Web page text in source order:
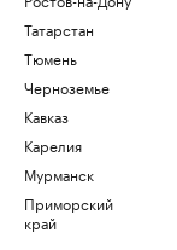
Татарстан
Тюмень
Черноземье
Кавказ
Карелия
Мурманск
Приморский
край